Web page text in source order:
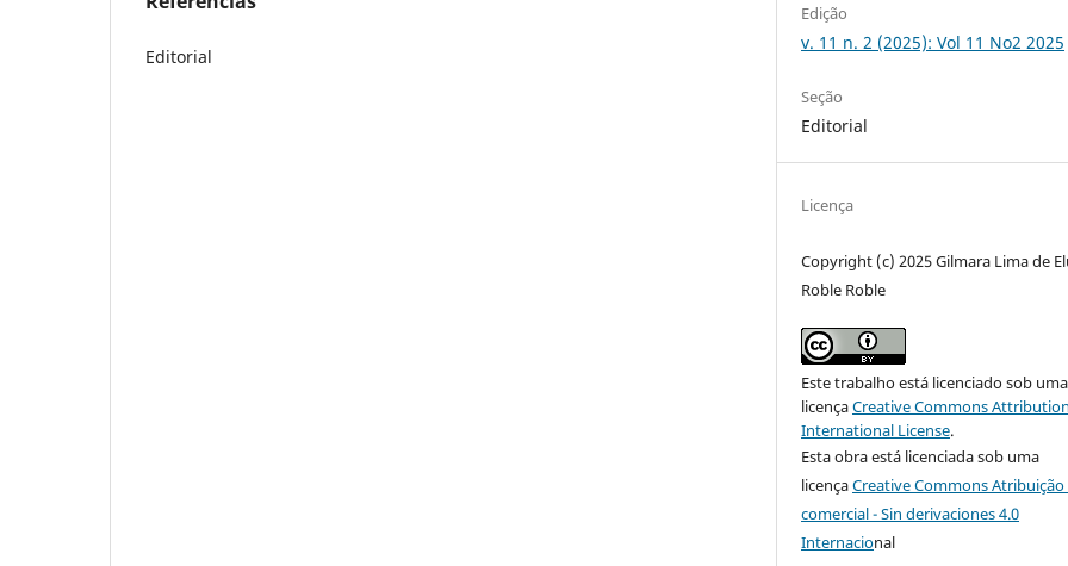
Editorial
Edição
v. 11 n. 2 (2025): Vol 11 No2 2025
Seção
Editorial
Licença
Copyright (c) 2025 Gilmara Lima de
Roble Roble
Este trabalho está licenciado sob uma
licençaCreative Commons
International License.
Esta obra está licenciada sob uma
licençaCreative Commons Atribuição
comercial - Sin derivaciones 4.0
Internacional